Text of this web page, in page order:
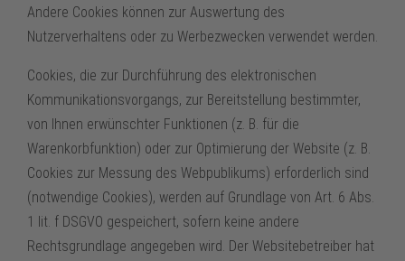
Andere Cookies können zur Auswertung des
Nutzerverhaltens oder zu Werbezwecken verwendet werden.
Cookies, die zur Durchführung des elektronischen
Kommunikationsvorgangs, zur Bereitstellung bestimmter,
von Ihnen erwünschter Funktionen (z. B. für die
Warenkorbfunktion) oder zur Optimierung der Website (z. B.
Cookies zur Messung des Webpublikums) erforderlich sind
(notwendige Cookies), werden auf Grundlage von Art. 6 Abs.
1 lit. f DSGVO gespeichert, sofern keine andere
Rechtsgrundlage angegeben wird. Der Websitebetreiber hat